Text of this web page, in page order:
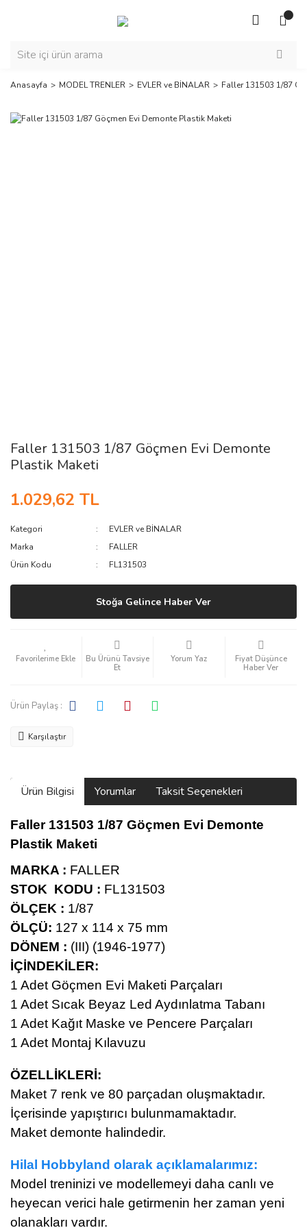
Anasayfa MODEL TRENLER EVLER ve BİNALAR Faller 131503 1/87
Faller 131503 1/87 Göçmen Evi Demonte
Plastik Maketi
1.029,62 TL
Kategori
EVLER ve BİNALAR
Marka
FALLER
Ürün Kodu
FL131503
Stoğa Gelince Haber Ver
Bu Ürünü Tavsiye
Et
Yorum Yaz
Fiyat Düşünce
Haber Ver
Ürün Paylaş :
Karşılaştır
Ürün Bilgisi Yorumlar Taksit Seçenekleri
Faller 131503 1/87 Göçmen Evi Demonte
Plastik Maketi
MARKA : FALLER
STOK KODU : FL131503
ÖLÇEK : 1/87
ÖLÇÜ: 127 x 114 x 75 mm
DÖNEM : (III) (1946-1977)
İÇİNDEKİLER:
1 Adet Göçmen Evi Maketi Parçaları
1 Adet Sıcak Beyaz Led Aydınlatma Tabanı
1 Adet Kağıt Maske ve Pencere Parçaları
1 Adet Montaj Kılavuzu
ÖZELLİKLERİ:
Maket 7 renk ve 80 parçadan oluşmaktadır.
İçerisinde yapıştırıcı bulunmamaktadır.
Maket demonte halindedir.
Hilal Hobbyland olarak açıklamalarımız:
Model treninizi ve modellemeyi daha canlı ve
heyecan verici hale getirmenin her zaman yeni
olanakları vardır.